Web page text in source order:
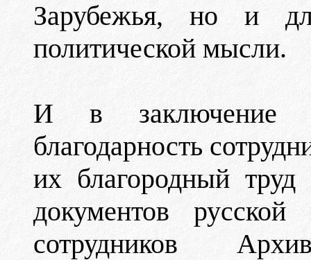
Зарубежья, но и
политической мысли.
И в заключение
благодарность
их благородный
документов русской
сотрудников